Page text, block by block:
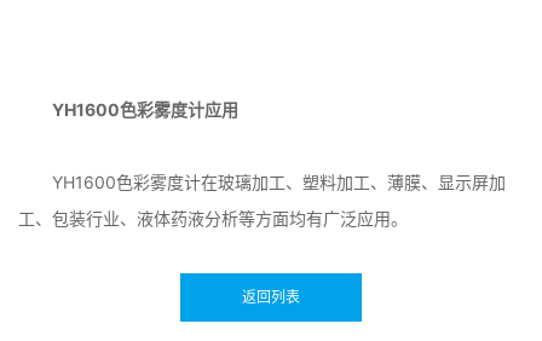
YH1600色彩雾度计应用
YH1600色彩雾度计在玻璃加工、塑料加工、薄膜、显示屏加
工、包装行业、液体药液分析等方面均有广泛应用。
返回列表